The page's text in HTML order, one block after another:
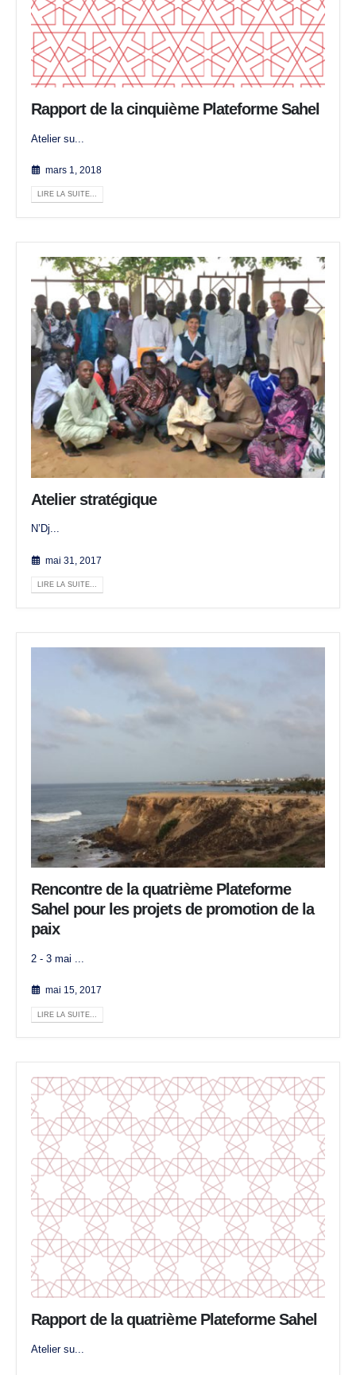
Rapport de la cinquième Plateforme Sahel
Atelier su...
mars 1, 2018
LIRE LA SUITE...
Atelier stratégique
N’Dj...
mai 31, 2017
LIRE LA SUITE...
Rencontre de la quatrième Plateforme
Sahel pour les projets de promotion de la
paix
2 - 3 mai ...
mai 15, 2017
LIRE LA SUITE...
Rapport de la quatrième Plateforme Sahel
Atelier su...